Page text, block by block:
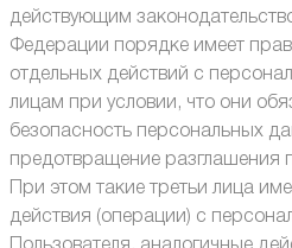
действующим
Федерации порядке имеет
отдельных действий с
лицам при условии, что они
безопасность персональных
предотвращение разглашения
При этом такие третьи лица
действия (операции) с